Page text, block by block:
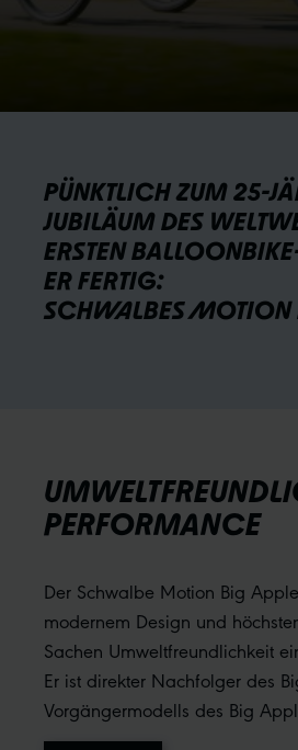
PÜNKTLICH ZUM 25-
JUBILÄUM DES
ERSTEN
ER FERTIG:
SCHWALBES MOTION
PERFORMANCE
Der Schwalbe Motion Big
modernem Design und
Sachen Umweltfreundlichkeit
Er ist direkter Nachfolger des
Vorgängermodells des Big